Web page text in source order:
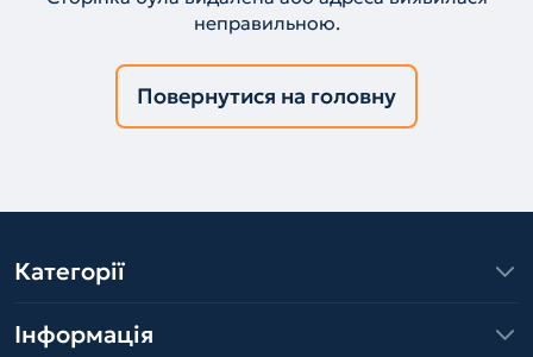
неправильною.
Повернутися на головну
Категорії
Інформація